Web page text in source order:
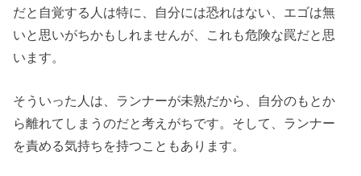
だと自覚する人は特に、自分には恐れはない、エゴは無
いと思いがちかもしれませんが、これも危険な罠だと思
います。
そういった人は、ランナーが未熟だから、自分のもとか
ら離れてしまうのだと考えがちです。そして、ランナー
を責める気持ちを持つこともあります。